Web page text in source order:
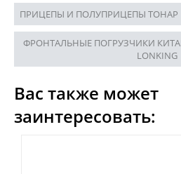
ПРИЦЕПЫ И ПОЛУПРИЦЕПЫ ТОНАР
ФРОНТАЛЬНЫЕ ПОГРУЗЧИКИ
LONKING
Вас также может
заинтересовать: